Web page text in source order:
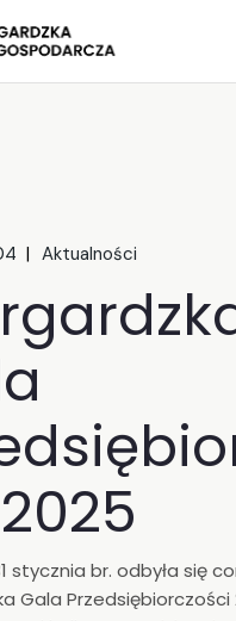
Aktualności
stycznia br. odbyła się
Gala Przedsiębiorczości